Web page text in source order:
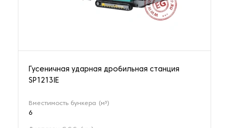
Гусеничная ударная дробильная станция
SP1213IE
Вместимость бункера (м³)
6